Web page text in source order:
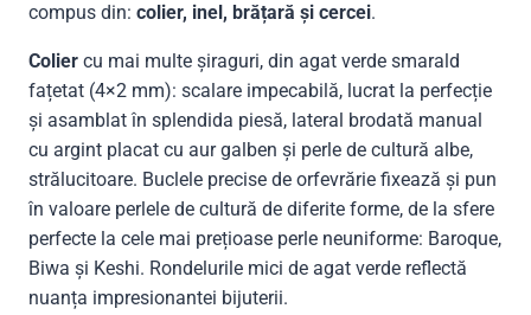
compus din: colier, inel, brățară și cercei.
Colier cu mai multe șiraguri, din agat verde smarald
fațetat (4×2 mm): scalare impecabilă, lucrat la perfecție
și asamblat în splendida piesă, lateral brodată manual
cu argint placat cu aur galben și perle de cultură albe,
strălucitoare. Buclele precise de orfevrărie fixează și pun
în valoare perlele de cultură de diferite forme, de la sfere
perfecte la cele mai prețioase perle neuniforme: Baroque,
Biwa și Keshi. Rondelurile mici de agat verde reflectă
nuanța impresionantei bijuterii.